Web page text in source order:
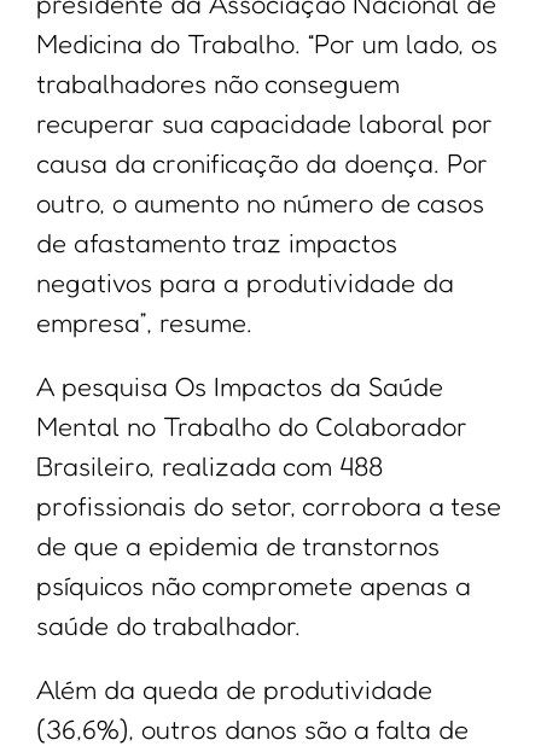
Medicina do Trabalho. “Por um lado, os
trabalhadores não conseguem
recuperar sua capacidade laboral por
causa da cronificação da doença. Por
outro, o aumento no número de casos
de afastamento traz impactos
negativos para a produtividade da
empresa”, resume.
A pesquisa Os Impactos da Saúde
Mental no Trabalho do Colaborador
Brasileiro, realizada com 488
profissionais do setor, corrobora a tese
de que a epidemia de transtornos
psíquicos não compromete apenas a
saúde do trabalhador.
Além da queda de produtividade
(36,6%), outros danos são a falta de